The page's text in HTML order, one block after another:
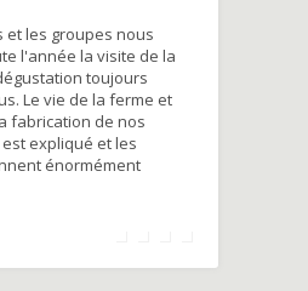
et les groupes nous
l'année la visite de la
toujours
Le vie de la ferme et
fabrication de nos
expliqué et les
énormément